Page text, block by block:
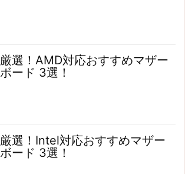
厳選！AMD対応おすすめマザー
ボード 3選！
厳選！Intel対応おすすめマザー
ボード 3選！